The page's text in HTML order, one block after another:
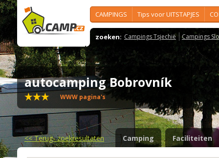
CAMPINGS Tips voor UITSTAPJES
zoeken: Campings Tsjechië Campings
autocamping Bobrovník
WWW pagina's
<<Terug- zoekresultaten Camping Faciliteiten